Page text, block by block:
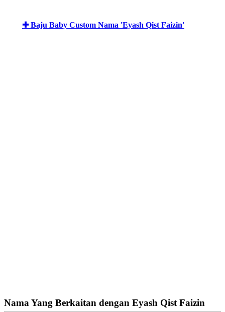
✚ Baju Baby Custom Nama 'Eyash Qist Faizin'
Nama Yang Berkaitan dengan Eyash Qist Faizin